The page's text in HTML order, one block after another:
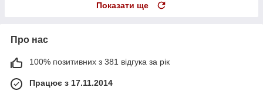
Показати ще
Про нас
100% позитивних з 381 відгука за рік
Працює з 17.11.2014